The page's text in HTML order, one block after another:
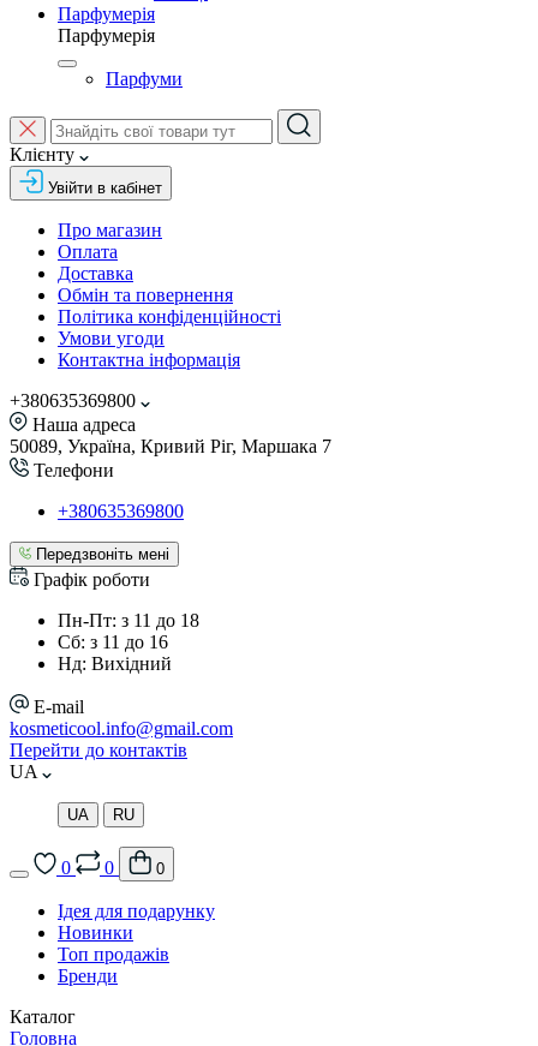
Парфумерія
Парфумерія
Парфуми
Клієнту
Увійти в кабінет
Про магазин
Оплата
Доставка
Обмін та повернення
Політика конфіденційності
Умови угоди
Контактна інформація
+380635369800
Наша адреса
50089, Україна, Кривий Ріг, Маршака 7
Телефони
+380635369800
Передзвоніть мені
Графік роботи
Пн-Пт: з 11 до 18
Сб: з 11 до 16
Нд: Вихідний
E-mail
kosmeticool.info@gmail.com
Перейти до контактів
UA
UA RU
0 0 0
Ідея для подарунку
Новинки
Топ продажів
Бренди
Каталог
Головна